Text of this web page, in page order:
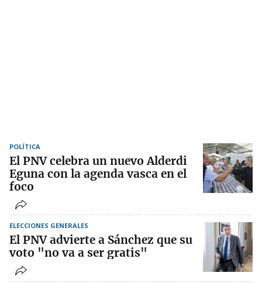
POLÍTICA
El PNV celebra un nuevo Alderdi
Eguna con la agenda vasca en el
foco
ELECCIONES GENERALES
El PNV advierte a Sánchez que su
voto "no va a ser gratis"